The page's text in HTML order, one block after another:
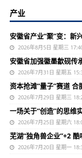
产业
安徽省产业“聚”变：新
2026年8月5日 星期三
安徽省加强徽墨歙砚传
2026年7月31日 星期五
资本抢滩“量子”赛道 合
2026年7月29日 星期三
一场关于“创造”的思维
2026年7月25日 星期六
芜湖“独角兽企业”+2
2026年7月20日 星期一